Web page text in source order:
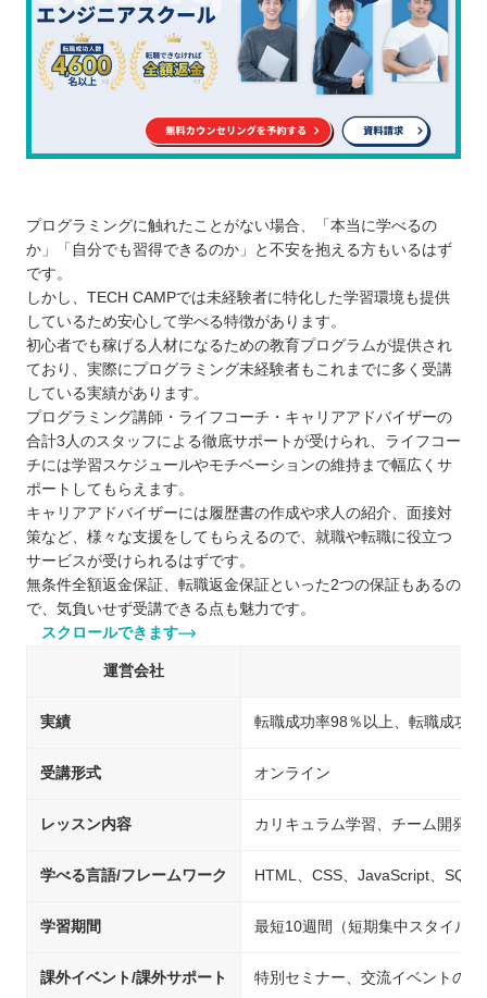
プログラミングに触れたことがない場合、「本当に学べるの
か」「自分でも習得できるのか」と不安を抱える方もいるはず
です。
しかし、TECH CAMPでは未経験者に特化した学習環境も提供
しているため安心して学べる特徴があります。
初心者でも稼げる人材になるための教育プログラムが提供され
ており、実際にプログラミング未経験者もこれまでに多く受講
している実績があります。
プログラミング講師・ライフコーチ・キャリアアドバイザーの
合計3人のスタッフによる徹底サポートが受けられ、ライフコー
チには学習スケジュールやモチベーションの維持まで幅広くサ
ポートしてもらえます。
キャリアアドバイザーには履歴書の作成や求人の紹介、面接対
策など、様々な支援をしてもらえるので、就職や転職に役立つ
サービスが受けられるはずです。
無条件全額返金保証、転職返金保証といった2つの保証もあるの
で、気負いせず受講できる点も魅力です。
スクロールできます
運営会社
実績 転職成功率98％以上、転職成功
受講形式 オンライン
レッスン内容 カリキュラム学習、チーム開発
学べる言語/フレームワーク HTML、CSS、JavaScript、SQL
学習期間 最短10週間（短期集中スタイル
課外イベント/課外サポート 特別セミナー、交流イベントの開